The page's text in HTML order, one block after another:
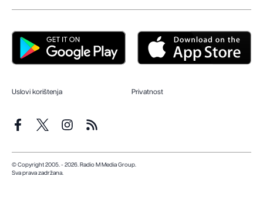
Uslovi korištenja Privatnost
© Copyright 2005. - 2026. Radio M Media Group.
Sva prava zadržana.